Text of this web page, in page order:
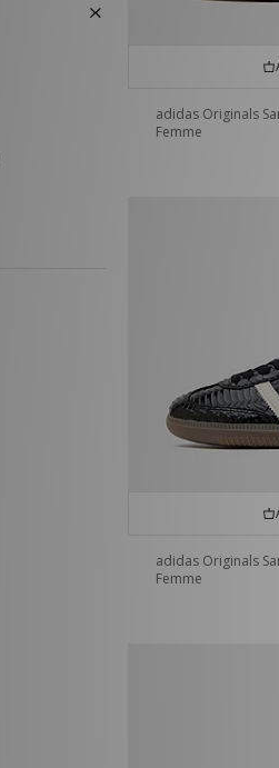
adidas Originals
Femme
adidas Originals
Femme